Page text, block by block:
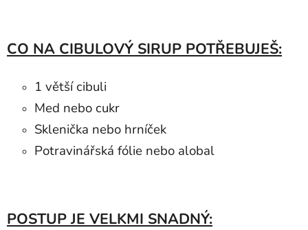
CO NA CIBULOVÝ SIRUP POTŘEBUJEŠ:
1 větší cibuli
Med nebo cukr
Sklenička nebo hrníček
Potravinářská fólie nebo alobal
POSTUP JE VELKMI SNADNÝ: